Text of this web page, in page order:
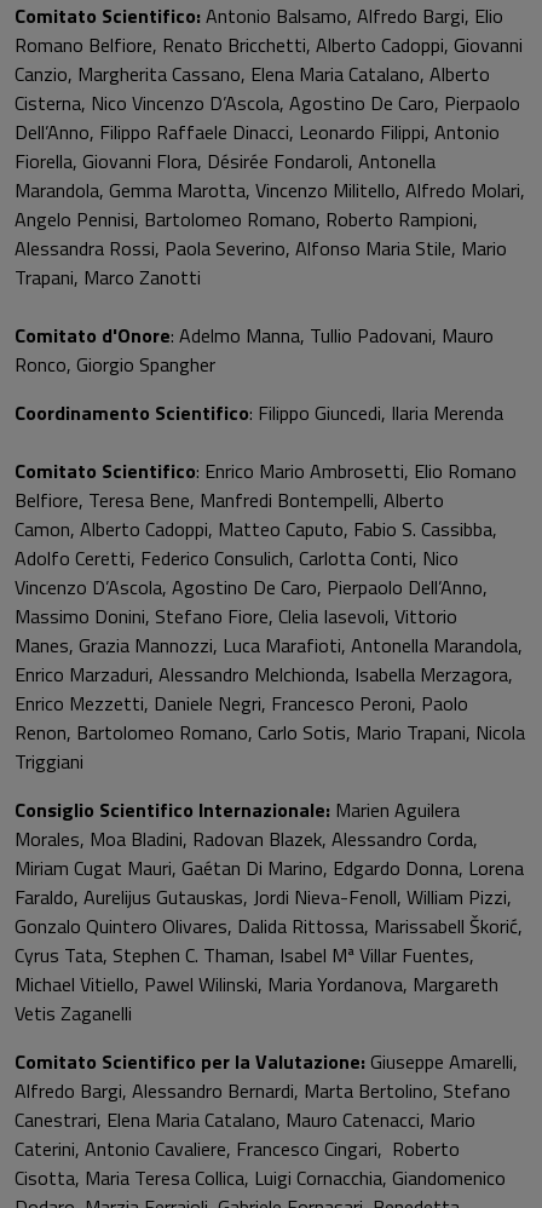
Comitato Scientifico: Antonio Balsamo, Alfredo Bargi, Elio
Romano Belfiore, Renato Bricchetti, Alberto Cadoppi, Giovanni
Canzio, Margherita Cassano, Elena Maria Catalano, Alberto
Cisterna, Nico Vincenzo D’Ascola, Agostino De Caro, Pierpaolo
Dell’Anno, Filippo Raffaele Dinacci, Leonardo Filippi, Antonio
Fiorella, Giovanni Flora, Désirée Fondaroli, Antonella
Marandola, Gemma Marotta, Vincenzo Militello, Alfredo Molari,
Angelo Pennisi, Bartolomeo Romano, Roberto Rampioni,
Alessandra Rossi, Paola Severino, Alfonso Maria Stile, Mario
Trapani, Marco Zanotti
Comitato d'Onore: Adelmo Manna, Tullio Padovani, Mauro
Ronco, Giorgio Spangher
Coordinamento Scientifico: Filippo Giuncedi, Ilaria Merenda
Comitato Scientifico: Enrico Mario Ambrosetti, Elio Romano
Belfiore, Teresa Bene, Manfredi Bontempelli, Alberto
Camon, Alberto Cadoppi, Matteo Caputo, Fabio S. Cassibba,
Adolfo Ceretti, Federico Consulich, Carlotta Conti, Nico
Vincenzo D’Ascola, Agostino De Caro, Pierpaolo Dell’Anno,
Massimo Donini, Stefano Fiore, Clelia Iasevoli, Vittorio
Manes, Grazia Mannozzi, Luca Marafioti, Antonella Marandola,
Enrico Marzaduri, Alessandro Melchionda, Isabella Merzagora,
Enrico Mezzetti, Daniele Negri, Francesco Peroni, Paolo
Renon, Bartolomeo Romano, Carlo Sotis, Mario Trapani, Nicola
Triggiani
Consiglio Scientifico Internazionale: Marien Aguilera
Morales, Moa Bladini, Radovan Blazek, Alessandro Corda,
Miriam Cugat Mauri, Gaétan Di Marino, Edgardo Donna, Lorena
Faraldo, Aurelijus Gutauskas, Jordi Nieva-Fenoll, William Pizzi,
Gonzalo Quintero Olivares, Dalida Rittossa, Marissabell Škorić,
Cyrus Tata, Stephen C. Thaman, Isabel Mª Villar Fuentes,
Michael Vitiello, Pawel Wilinski, Maria Yordanova, Margareth
Vetis Zaganelli
Comitato Scientifico per la Valutazione: Giuseppe Amarelli,
Alfredo Bargi, Alessandro Bernardi, Marta Bertolino, Stefano
Canestrari, Elena Maria Catalano, Mauro Catenacci, Mario
Caterini, Antonio Cavaliere, Francesco Cingari, Roberto
Cisotta, Maria Teresa Collica, Luigi Cornacchia, Giandomenico